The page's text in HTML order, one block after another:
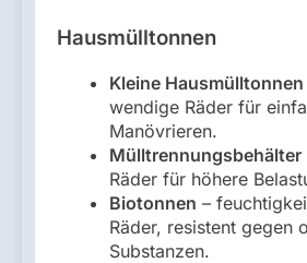
Hausmülltonnen
Kleine Hausmülltonnen
wendige Räder für
Manövrieren.
Mülltrennungsbehälter
Räder für höhere
Biotonnen –
Räder, resistent gegen
Substanzen.